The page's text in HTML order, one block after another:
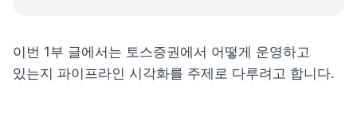
이번 1부 글에서는 토스증권에서 어떻게 운영하고
있는지 파이프라인 시각화를 주제로 다루려고 합니다.